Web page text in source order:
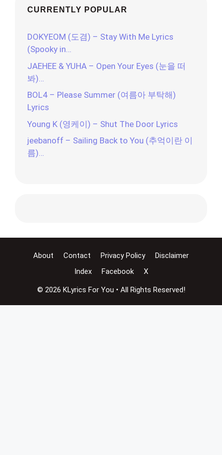
CURRENTLY POPULAR
DOKYEOM (도겸) – Stay With Me Lyrics
(Spooky in…
JAEHEE & YUHA – Open Your Eyes (눈을 떠
봐)…
BOL4 – Please Summer (여름아 부탁해)
Lyrics
Young K (영케이) – Shut The Door Lyrics
jeebanoff – Sailing Back to You (추억이란 이
름)…
About Contact Privacy Policy
Disclaimer
Index
Facebook X
© 2026 KLyrics For You • All Rights Reserved!